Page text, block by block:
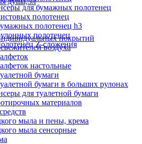
для бумажных полотенец
полотенец
полотенец h3
полотенец
Z-сложения
покрытий
воздуха
настольные
бумаги
бумаги в больших рулонах
для туалетной бумаги
материалов
мыла и пены, крема
мыла сенсорные